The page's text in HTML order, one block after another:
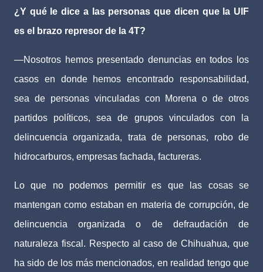
¿Y qué le dice a las personas que dicen que la UIF
es el brazo represor de la 4T?
—Nosotros hemos presentado denuncias en todos los
casos en donde hemos encontrado responsabilidad,
sea de personas vinculadas con Morena o de otros
partidos políticos, sea de grupos vinculados con la
delincuencia organizada, trata de personas, robo de
hidrocarburos, empresas fachada, factureras.
Lo que no podemos permitir es que las cosas se
mantengan como estaban en materia de corrupción, de
delincuencia organizada o de defraudación de
naturaleza fiscal. Respecto al caso de Chihuahua, que
ha sido de los más mencionados, en realidad tengo que